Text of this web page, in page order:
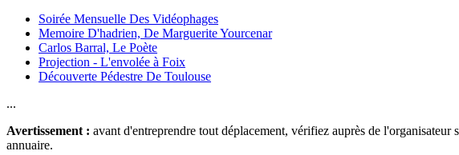
Soirée Mensuelle Des Vidéophages
Memoire D'hadrien, De Marguerite Yourcenar
Carlos Barral, Le Poète
Projection - L'envolée à Foix
Découverte Pédestre De Toulouse
...
Avertissement : avant d'entreprendre tout déplacement, vérifiez auprès de
annuaire.